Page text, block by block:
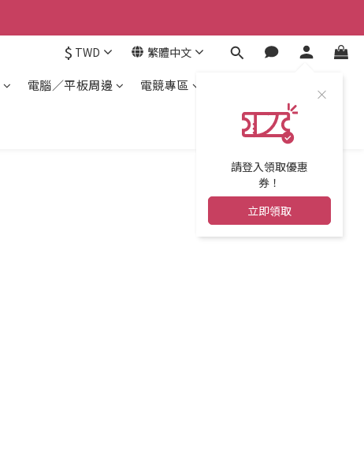
$ TWD 繁體中文
請登入領取優惠
券！
立即領取
電腦／平板周邊
電競專區